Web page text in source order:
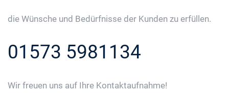
die Wünsche und Bedürfnisse der Kunden zu erfüllen.
01573 5981134
Wir freuen uns auf Ihre Kontaktaufnahme!